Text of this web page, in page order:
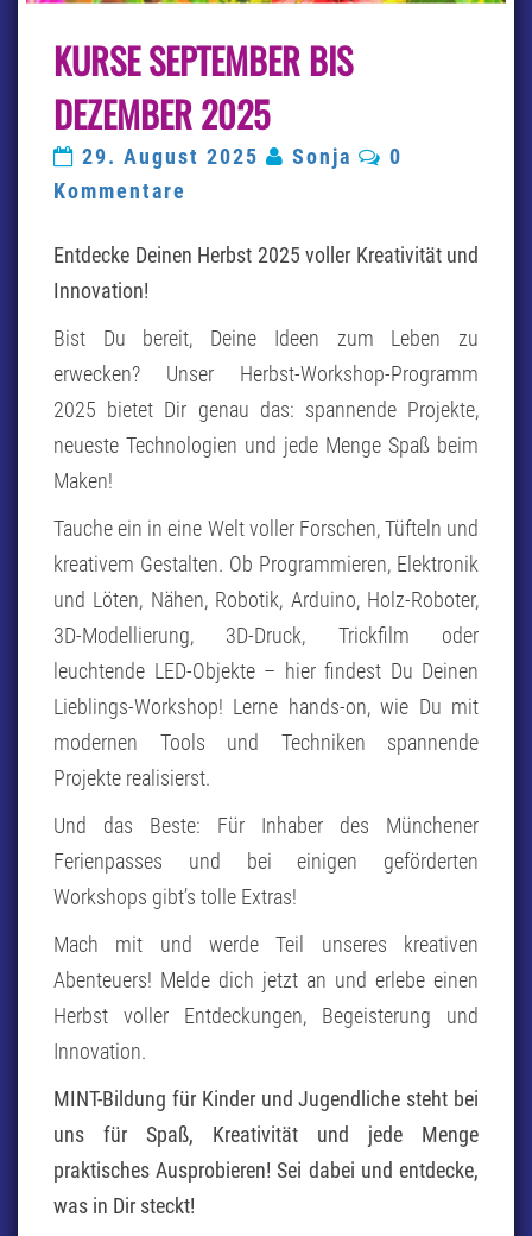
SEPTEMBER
BIS
2025
KURSE SEPTEMBER BIS
DEZEMBER 2025
29. August 2025 Sonja Kommentare
0
Kommentare
Entdecke Deinen Herbst 2025 voller Kreativität und
Innovation!
Bist Du bereit, Deine Ideen zum Leben zu
erwecken? Unser Herbst-Workshop-Programm
2025 bietet Dir genau das: spannende Projekte,
neueste Technologien und jede Menge Spaß beim
Maken!
Tauche ein in eine Welt voller Forschen, Tüfteln und
kreativem Gestalten. Ob Programmieren, Elektronik
und Löten, Nähen, Robotik, Arduino, Holz-Roboter,
3D-Modellierung, 3D-Druck, Trickfilm oder
leuchtende LED-Objekte – hier findest Du Deinen
Lieblings-Workshop! Lerne hands-on, wie Du mit
modernen Tools und Techniken spannende
Projekte realisierst.
Und das Beste: Für Inhaber des Münchener
Ferienpasses und bei einigen geförderten
Workshops gibt’s tolle Extras!
Mach mit und werde Teil unseres kreativen
Abenteuers! Melde dich jetzt an und erlebe einen
Herbst voller Entdeckungen, Begeisterung und
Innovation.
MINT-Bildung für Kinder und Jugendliche steht bei
uns für Spaß, Kreativität und jede Menge
praktisches Ausprobieren! Sei dabei und entdecke,
was in Dir steckt!